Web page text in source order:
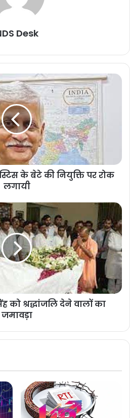
Desk
के बेटे की नियुक्ति पर रोक
लगायी
श्रद्धांजलि देने वालों का
जमावड़ा